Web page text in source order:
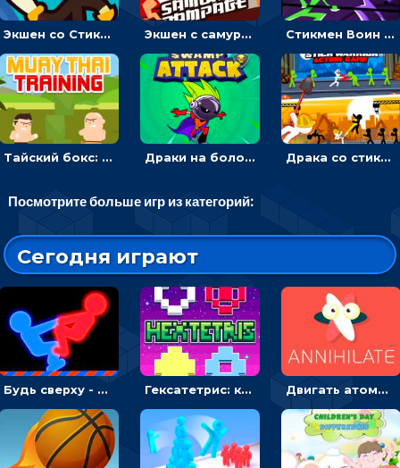
Экшен со Стикменом: Драка с рисованными чертиками Экшен с самураем: бежать или бить демонов кинжалом Стикмен Воин фаталити: подбрасывать куклу и драться
Тайский бокс: драки с деревом Драки на болоте: бежать или бить монстров и роботов Драка со стикменом: бить врагов по очереди лопатой
Посмотрите больше игр из категорий:
Сегодня играют
Будь сверху - борись с другом и выигрывай Гексатетрис: кидать блок, чтобы складывать три в ряд - головоломка Двигать атомы, чтобы соединить – головоломка